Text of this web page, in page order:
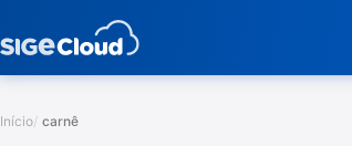
Início carnê